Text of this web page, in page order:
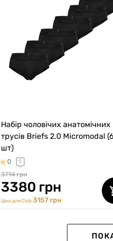
Набір чоловічих анатомічних
трусів Briefs 2.0 Micromodal (6
шт)
0 0
3714 грн
3380 грн
Ціна для Club:3157 грн